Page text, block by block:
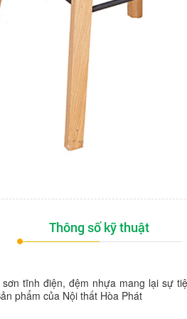
Thông số kỹ thuật
tĩnh điện, đệm nhựa mang lại sự
phẩm của Nội thất Hòa Phát